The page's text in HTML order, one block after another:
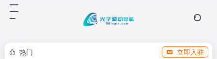
热门 立即入驻